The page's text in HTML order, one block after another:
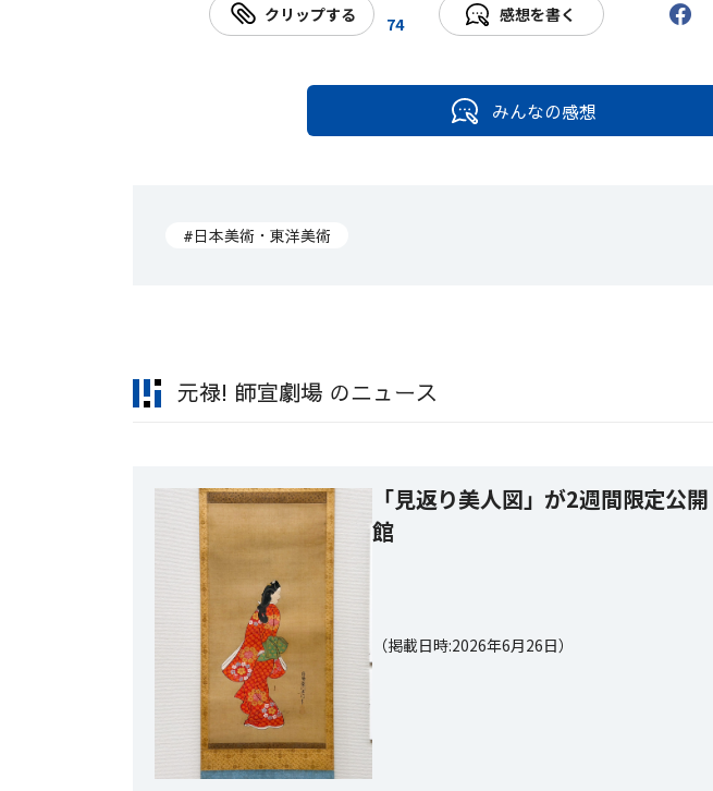
クリップする 74 感想を書く
みんなの感想
#日本美術・東洋美術
元禄! 師宣劇場 のニュース
「見返り美人図」が2週間限定公
館
（掲載日時:2026年6月26日）